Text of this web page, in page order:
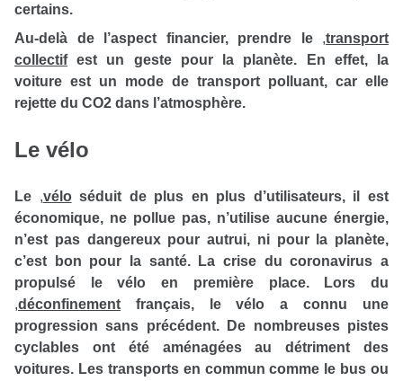
certains.
Au-delà de l’aspect financier, prendre le ,transport
collectifest un geste pour la planète. En effet, la
voiture est un mode de transport polluant, car elle
rejette du CO2 dans l’atmosphère.
Le vélo
Le ,véloséduit de plus en plus d’utilisateurs, il est
économique, ne pollue pas, n’utilise aucune énergie,
n’est pas dangereux pour autrui, ni pour la planète,
c’est bon pour la santé. La crise du coronavirus a
propulsé le vélo en première place. Lors du
,déconfinement français, le vélo a connu une
progression sans précédent. De nombreuses pistes
cyclables ont été aménagées au détriment des
voitures. Les transports en commun comme le bus ou